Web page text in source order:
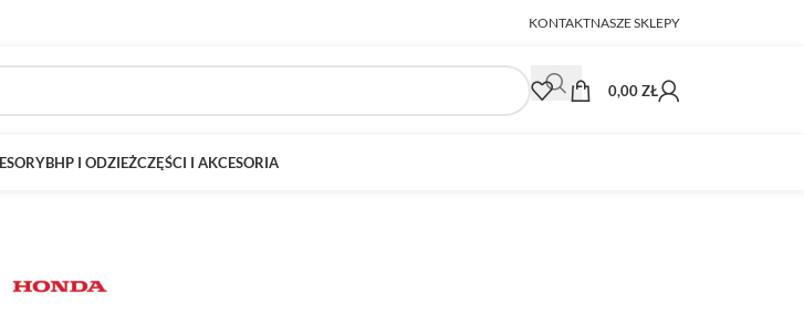
KONTAKTNASZE SKLEPY
0,00ZŁ
BHP I ODZIEŻCZĘŚCI I AKCESORIA